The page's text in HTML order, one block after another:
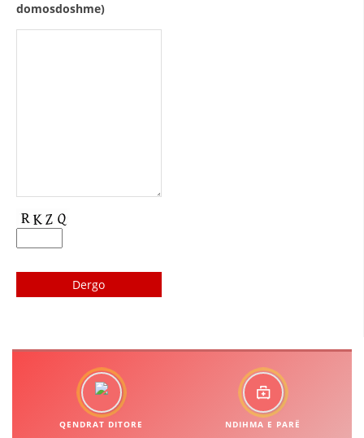
PËRGATITSHMËRI DHE VEPRIM GJATË KATASTROFAVE
MARRDHËNJE ME PUBLIKUN
domosdoshme)
QENDRAT DITORE NDIHMA E PARË